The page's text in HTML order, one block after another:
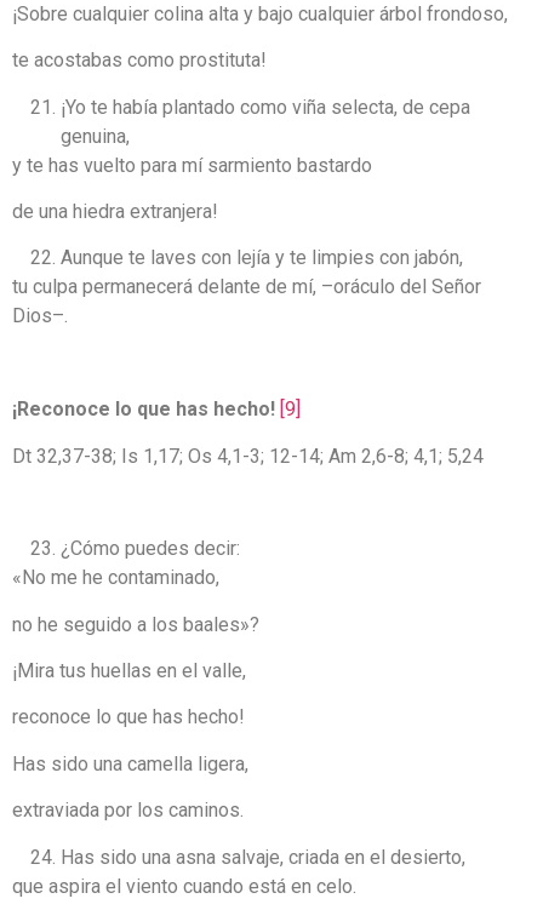
¡Sobre cualquier colina alta y bajo cualquier árbol frondoso,
te acostabas como prostituta!
¡Yo te había plantado como viña selecta, de cepa
genuina,
y te has vuelto para mí sarmiento bastardo
de una hiedra extranjera!
Aunque te laves con lejía y te limpies con jabón,
tu culpa permanecerá delante de mí, –oráculo del Señor
Dios–.
¡Reconoce lo que has hecho! [9]
Dt 32,37-38; Is 1,17; Os 4,1-3; 12-14; Am 2,6-8; 4,1; 5,24
¿Cómo puedes decir:
«No me he contaminado,
no he seguido a los baales»?
¡Mira tus huellas en el valle,
reconoce lo que has hecho!
Has sido una camella ligera,
extraviada por los caminos.
Has sido una asna salvaje, criada en el desierto,
que aspira el viento cuando está en celo.